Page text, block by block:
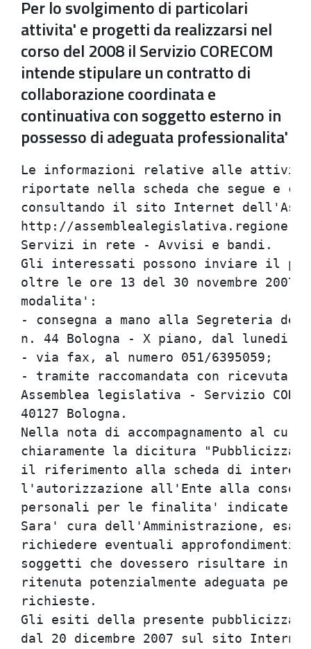
Per lo svolgimento di particolari
attivita' e progetti da realizzarsi nel
corso del 2008 il Servizio CORECOM
intende stipulare un contratto di
collaborazione coordinata e
continuativa con soggetto esterno in
possesso di adeguata professionalita'
Le informazioni relative alle
riportate nella scheda che segue e
consultando il sito Internet
http://
Servizi in rete - Avvisi e bandi.
Gli interessati possono inviare il
oltre le ore 13 del 30 novembre 2007
modalita':
- consegna a mano alla Segreteria del
n. 44 Bologna - X piano, dal
- via fax, al numero 051/6395059;
- tramite raccomandata con
Assemblea legislativa - Servizio
40127 Bologna.
Nella nota di accompagnamento al
chiaramente la dicitura
il riferimento alla scheda di
l'autorizzazione all'Ente alla
personali per le finalita' indicate nel
Sara' cura dell'Amministrazione,
richiedere eventuali
soggetti che dovessero risultare in
ritenuta potenzialmente adeguata
richieste.
Gli esiti della presente
dal 20 dicembre 2007 sul sito